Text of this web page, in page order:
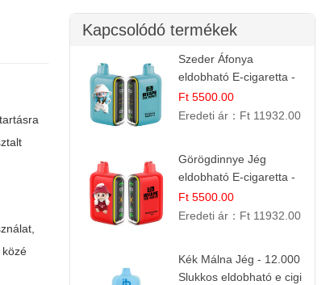
közé
Kapcsolódó termékek
Szeder Áfonya
eldobható E-cigaretta -
25.000 Slukk | Prémium
Gyümölcs Íz
Ft 5500.00
Eredeti ár： Ft 11932.00
Görögdinnye Jég
eldobható E-cigaretta -
25.000 Slukk | Frissítő
Nyári Íz
Ft 5500.00
Eredeti ár： Ft 11932.00
Kék Málna Jég - 12.000
Slukkos eldobható e cigi